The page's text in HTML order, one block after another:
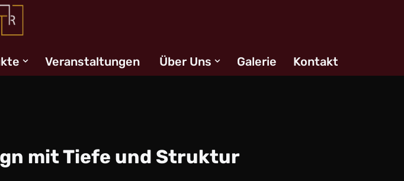
Veranstaltungen Über Uns Galerie Kontakt
mit Tiefe und Struktur